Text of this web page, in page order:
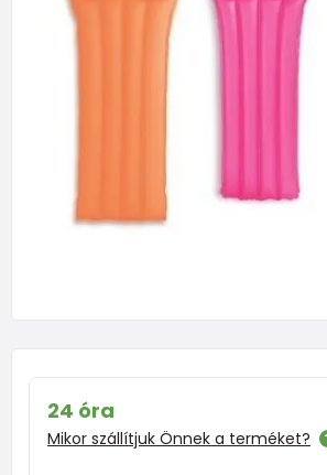
24 óra
Mikor szállítjuk Önnek a terméket?